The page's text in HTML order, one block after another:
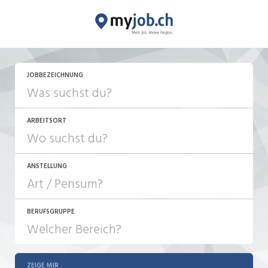
JOBBEZEICHNUNG
ARBEITSORT
ANSTELLUNG
JOB-TYP
Festanstellung
BERUFSGRUPPE
ZEIGE MIR